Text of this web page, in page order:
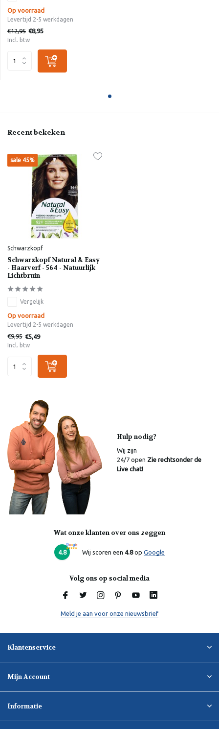
Op voorraad
Levertijd 2-5 werkdagen
€12,95 €8,95
Incl. btw
Recent bekeken
sale 45%
Schwarzkopf
Schwarzkopf Natural & Easy
- Haarverf - 564 - Natuurlijk
Lichtbruin
Vergelijk
Op voorraad
Levertijd 2-5 werkdagen
€9,95 €5,49
Incl. btw
Hulp nodig?
Wij zijn
24/7 open Zie rechtsonder de
Live chat!
Wat onze klanten over ons zeggen
4.8 Wij scoren een 4.8op Google
Volg ons op social media
Meld je aan voor onze nieuwsbrief
Klantenservice
Mijn Account
Informatie
Online